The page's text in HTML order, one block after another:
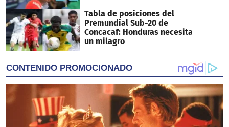
Tabla de posiciones del
Premundial Sub-20 de
Concacaf: Honduras necesita
un milagro